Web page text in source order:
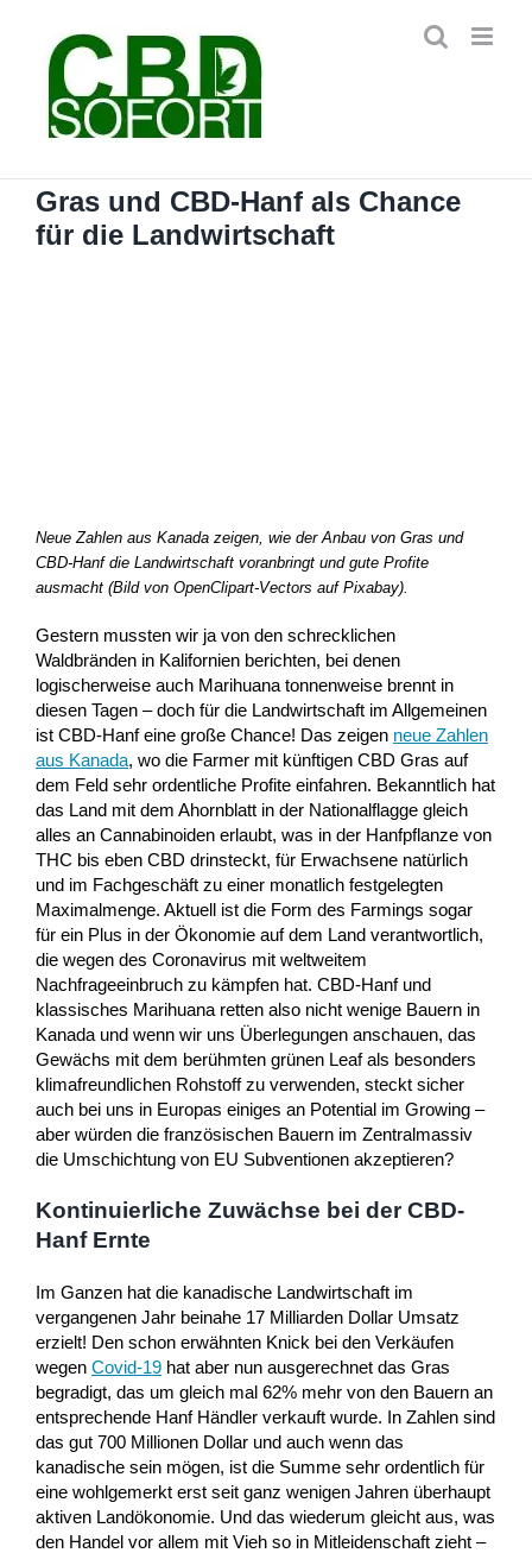
springen
Gras und CBD-Hanf als Chance
für die Landwirtschaft
Neue Zahlen aus Kanada zeigen, wie der Anbau von Gras und
CBD-Hanf die Landwirtschaft voranbringt und gute Profite
ausmacht (Bild von OpenClipart-Vectors auf Pixabay).
Gestern mussten wir ja von den schrecklichen
Waldbränden in Kalifornien berichten, bei denen
logischerweise auch Marihuana tonnenweise brennt in
diesen Tagen – doch für die Landwirtschaft im Allgemeinen
ist CBD-Hanf eine große Chance! Das zeigen neue Zahlen
aus Kanada, wo die Farmer mit künftigen CBD Gras auf
dem Feld sehr ordentliche Profite einfahren. Bekanntlich hat
das Land mit dem Ahornblatt in der Nationalflagge gleich
alles an Cannabinoiden erlaubt, was in der Hanfpflanze von
THC bis eben CBD drinsteckt, für Erwachsene natürlich
und im Fachgeschäft zu einer monatlich festgelegten
Maximalmenge. Aktuell ist die Form des Farmings sogar
für ein Plus in der Ökonomie auf dem Land verantwortlich,
die wegen des Coronavirus mit weltweitem
Nachfrageeinbruch zu kämpfen hat. CBD-Hanf und
klassisches Marihuana retten also nicht wenige Bauern in
Kanada und wenn wir uns Überlegungen anschauen, das
Gewächs mit dem berühmten grünen Leaf als besonders
klimafreundlichen Rohstoff zu verwenden, steckt sicher
auch bei uns in Europas einiges an Potential im Growing –
aber würden die französischen Bauern im Zentralmassiv
die Umschichtung von EU Subventionen akzeptieren?
Kontinuierliche Zuwächse bei der CBD-
Hanf Ernte
Im Ganzen hat die kanadische Landwirtschaft im
vergangenen Jahr beinahe 17 Milliarden Dollar Umsatz
erzielt! Den schon erwähnten Knick bei den Verkäufen
wegen Covid-19 hat aber nun ausgerechnet das Gras
begradigt, das um gleich mal 62% mehr von den Bauern an
entsprechende Hanf Händler verkauft wurde. In Zahlen sind
das gut 700 Millionen Dollar und auch wenn das
kanadische sein mögen, ist die Summe sehr ordentlich für
eine wohlgemerkt erst seit ganz wenigen Jahren überhaupt
aktiven Landökonomie. Und das wiederum gleicht aus, was
den Handel vor allem mit Vieh so in Mitleidenschaft zieht –